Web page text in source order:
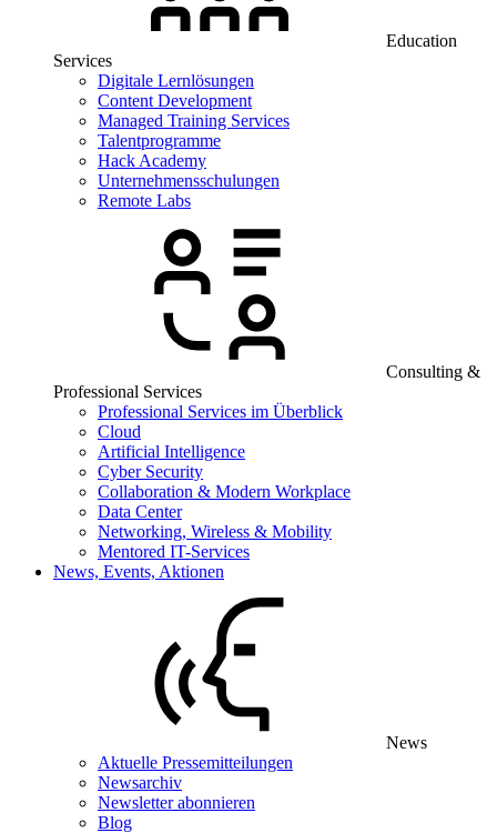
Education
Services
Digitale Lernlösungen
Content Development
Managed Training Services
Talentprogramme
Hack Academy
Unternehmensschulungen
Remote Labs
Consulting &
Professional Services
Professional Services im Überblick
Cloud
Artificial Intelligence
Cyber Security
Collaboration & Modern Workplace
Data Center
Networking, Wireless & Mobility
Mentored IT-Services
News, Events, Aktionen
News
Aktuelle Pressemitteilungen
Newsarchiv
Newsletter abonnieren
Blog